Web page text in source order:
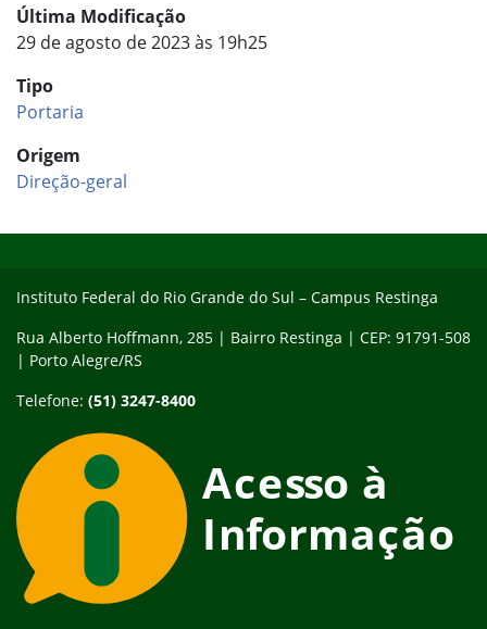
Última Modificação
29 de agosto de 2023 às 19h25
Tipo
Portaria
Origem
Direção-geral
Instituto Federal do Rio Grande do Sul – Campus Restinga
Rua Alberto Hoffmann, 285 | Bairro Restinga | CEP: 91791-508
| Porto Alegre/RS
Telefone: (51) 3247-8400